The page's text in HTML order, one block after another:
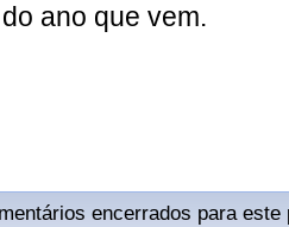
ano que vem.
encerrados para